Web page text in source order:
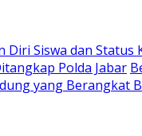
Siswa dan
Polda Jabar
yang Berangkat